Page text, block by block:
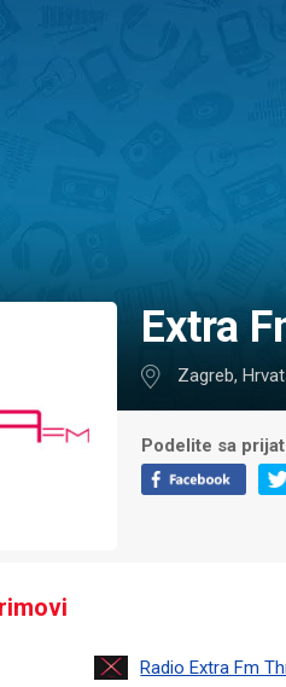
Extra
Zagreb,
Podelite sa
Radio Extra Fm